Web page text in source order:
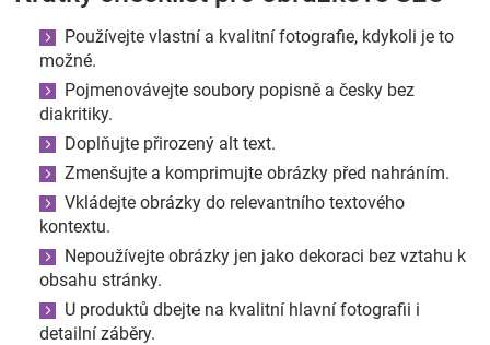
Používejte vlastní a kvalitní fotografie, kdykoli je to
možné.
Pojmenovávejte soubory popisně a česky bez
diakritiky.
Doplňujte přirozený alt text.
Zmenšujte a komprimujte obrázky před nahráním.
Vkládejte obrázky do relevantního textového
kontextu.
Nepoužívejte obrázky jen jako dekoraci bez vztahu k
obsahu stránky.
U produktů dbejte na kvalitní hlavní fotografii i
detailní záběry.